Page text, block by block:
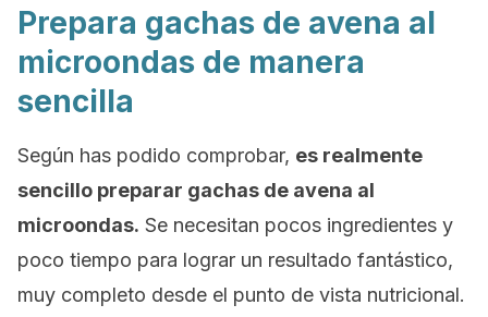
Prepara gachas de avena al
microondas de manera
sencilla
Según has podido comprobar, es realmente
sencillo preparar gachas de avena al
microondas. Se necesitan pocos ingredientes y
poco tiempo para lograr un resultado fantástico,
muy completo desde el punto de vista nutricional.